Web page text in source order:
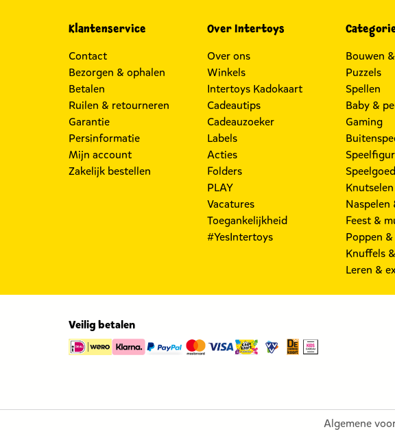
Klantenservice
Contact
Bezorgen & ophalen
Betalen
Ruilen & retourneren
Garantie
Persinformatie
Mijn account
Zakelijk bestellen
Over Intertoys
Over ons
Winkels
Intertoys Kadokaart
Cadeautips
Cadeauzoeker
Labels
Acties
Folders
PLAY
Vacatures
Toegankelijkheid
#YesIntertoys
Bouwen
Puzzels
Spellen
Baby &
Gaming
Knutselen
Naspelen
Feest &
Poppen
Knuffels
Leren &
Veilig betalen
Algemene